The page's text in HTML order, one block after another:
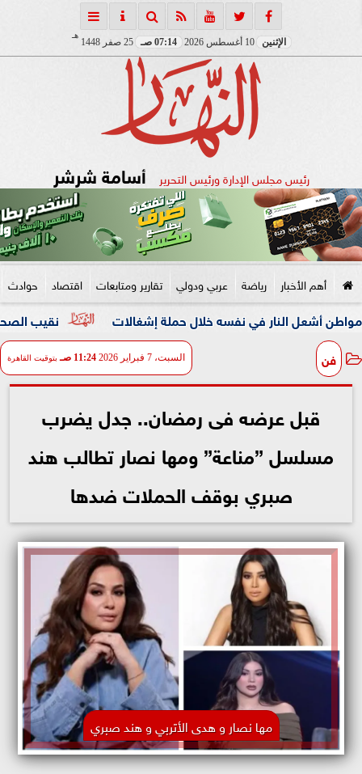
الإثنين 10 أغسطس 2026 07:14 صـ 25 صفر 1448
هـ
رئيس مجلس الإدارة ورئيس التحرير أسامة شرشر
أهم الأخبار رياضة عربي ودولي تقارير ومتابعات اقتصاد حوادث
نقيب الصحفيين النار في نفسه خلال حملة إشغالات
فن السبت، 7 فبراير 2026 11:24 صـ بتوقيت القاهرة
قبل عرضه فى رمضان.. جدل يضرب
مسلسل ”مناعة” ومها نصار تطالب هند
صبري بوقف الحملات ضدها
مها نصار و هدى الأتربي و هند صبري